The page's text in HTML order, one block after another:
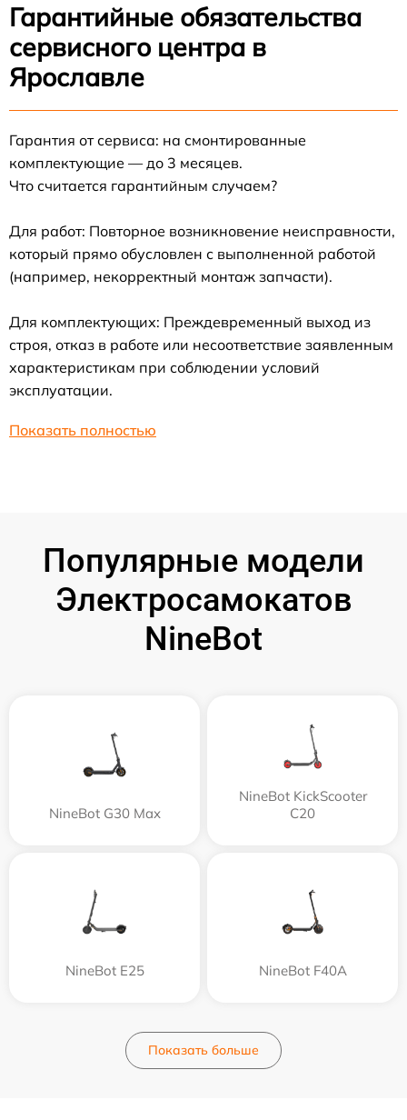
Гарантийные обязательства
сервисного центра в
Ярославле
Гарантия от сервиса: на смонтированные
комплектующие — до 3 месяцев.
Что считается гарантийным случаем?
Для работ: Повторное возникновение неисправности,
который прямо обусловлен с выполненной работой
(например, некорректный монтаж запчасти).
Для комплектующих: Преждевременный выход из
строя, отказ в работе или несоответствие заявленным
характеристикам при соблюдении условий
эксплуатации.
Показать полностью
Популярные модели
Электросамокатов
NineBot
NineBot G30 Max
NineBot KickScooter
C20
NineBot E25 NineBot F40A
Показать больше